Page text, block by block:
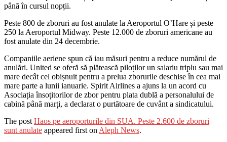
până în cursul nopții.
Peste 800 de zboruri au fost anulate la Aeroportul O’Hare și peste
250 la Aeroportul Midway. Peste 12.000 de zboruri americane au
fost anulate din 24 decembrie.
Companiile aeriene spun că iau măsuri pentru a reduce numărul de
anulări. United se oferă să plătească piloților un salariu triplu sau mai
mare decât cel obișnuit pentru a prelua zborurile deschise în cea mai
mare parte a lunii ianuarie. Spirit Airlines a ajuns la un acord cu
Asociația însoțitorilor de zbor pentru plata dublă a personalului de
cabină până marți, a declarat o purtătoare de cuvânt a sindicatului.
The post Haos pe aeroporturile din SUA. Peste 2.600 de zboruri
sunt anulate appeared first on Aleph News.